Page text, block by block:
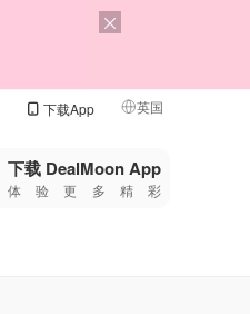
下载App 英国
🇺🇸
🇨🇳 中国
下载 DealMoon App
体验更多精彩